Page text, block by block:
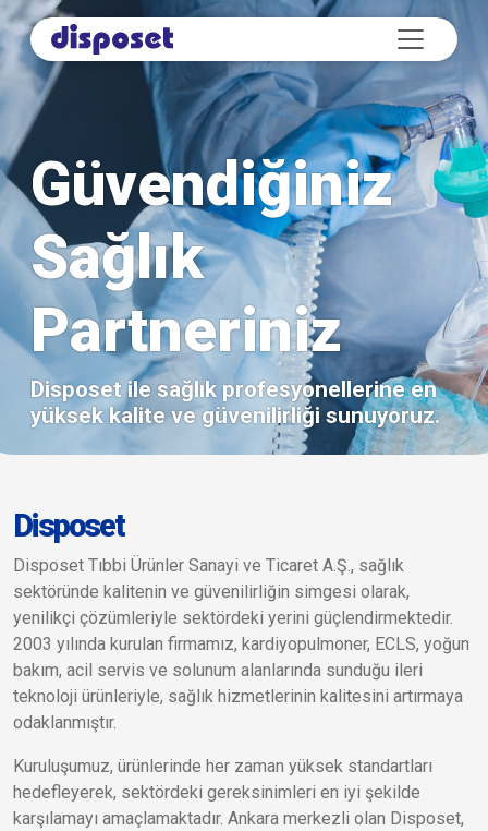
Güvendiğiniz
Sağlık
Partneriniz
Disposet ile sağlık profesyonellerine en
yüksek kalite ve güvenilirliği sunuyoruz.
Disposet
Disposet Tıbbi Ürünler Sanayi ve Ticaret A.Ş., sağlık
sektöründe kalitenin ve güvenilirliğin simgesi olarak,
yenilikçi çözümleriyle sektördeki yerini güçlendirmektedir.
2003 yılında kurulan firmamız, kardiyopulmoner, ECLS, yoğun
bakım, acil servis ve solunum alanlarında sunduğu ileri
teknoloji ürünleriyle, sağlık hizmetlerinin kalitesini artırmaya
odaklanmıştır.
Kuruluşumuz, ürünlerinde her zaman yüksek standartları
hedefleyerek, sektördeki gereksinimleri en iyi şekilde
karşılamayı amaçlamaktadır. Ankara merkezli olan Disposet,